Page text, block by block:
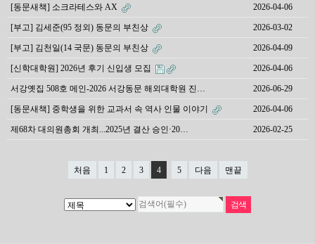
[동문새책] 소크라테스와 AX 2026-04-06
[부고] 김세준(95 정외) 동문의 부친상 2026-03-02
[부고] 김천일(14 국문) 동문의 부친상 2026-04-09
[신학대학원] 2026년 후기 신입생 모집 2026-04-06
서강옛집 508호 메인-2026 서강동문 해외대학원 진… 2026-06-29
[동문새책] 중학생을 위한 교과서 속 역사 인물 이야기 2026-04-06
제68차 대의원총회 개최...2025년 결산 승인·20… 2026-02-25
처음 1 2 3 4 5 다음 맨끝